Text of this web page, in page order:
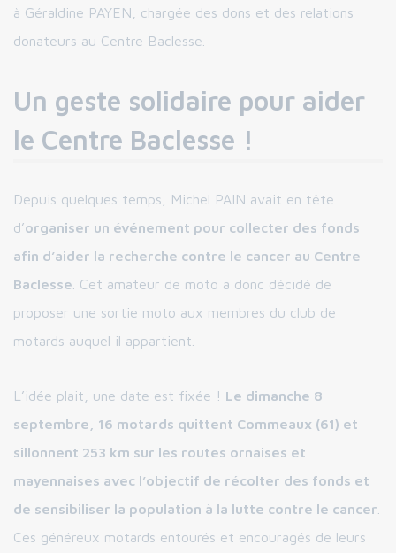
à Géraldine PAYEN, chargée des dons et des relations
donateurs au Centre Baclesse.
Un geste solidaire pour aider
le Centre Baclesse !
Depuis quelques temps, Michel PAIN avait en tête
d’organiser un événement pour collecter des fonds
afin d’aider la recherche contre le cancer au Centre
Baclesse . Cet amateur de moto a donc décidé de
proposer une sortie moto aux membres du club de
motards auquel il appartient.
L’idée plait, une date est fixée ! Le dimanche 8
septembre,
16 motards quittent Commeaux (61) et
sillonnent 253 km sur les routes ornaises et
mayennaises avec l’objectif de récolter des fonds et
de sensibiliser la population à la lutte contre le cancer
Ces généreux motards entourés et encouragés de leurs